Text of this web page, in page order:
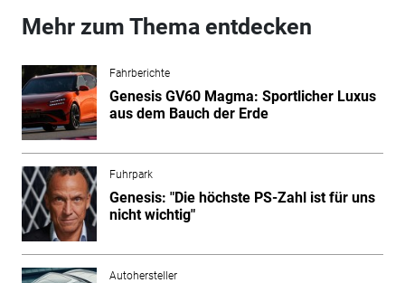
Mehr zum Thema entdecken
Fahrberichte
Genesis GV60 Magma: Sportlicher Luxus
aus dem Bauch der Erde
Fuhrpark
Genesis: "Die höchste PS-Zahl ist für uns
nicht wichtig"
Autohersteller